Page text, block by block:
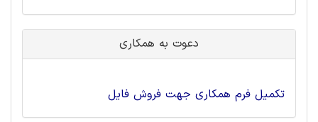
دعوت به همکاری
تکمیل فرم همکاری جهت فروش فایل